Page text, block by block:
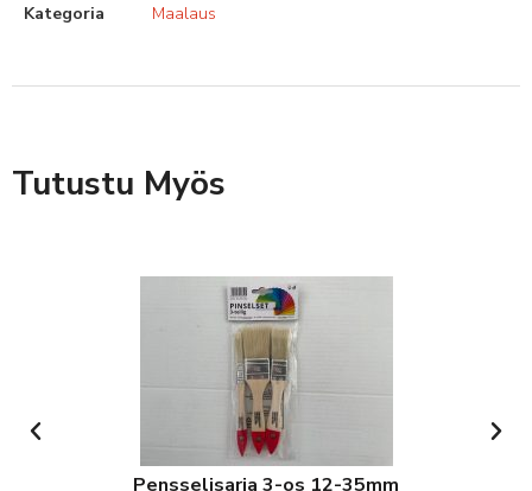
Kategoria
Maalaus
Tutustu Myös
Pensselisarja 3-os 12-35mm